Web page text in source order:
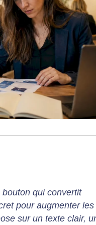
qui convertit
pour augmenter les
sur un texte clair,